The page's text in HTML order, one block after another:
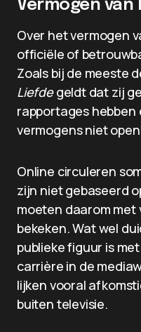
Vermogen van
Over het vermogen
officiële of
Zoals bij de meeste
Liefdegeldt dat zij
rapportages hebben
vermogens niet
Online circuleren
zijn niet gebaseerd
moeten daarom
bekeken. Wat wel
publieke figuur is
carrière in de
lijken vooral
buiten televisie.